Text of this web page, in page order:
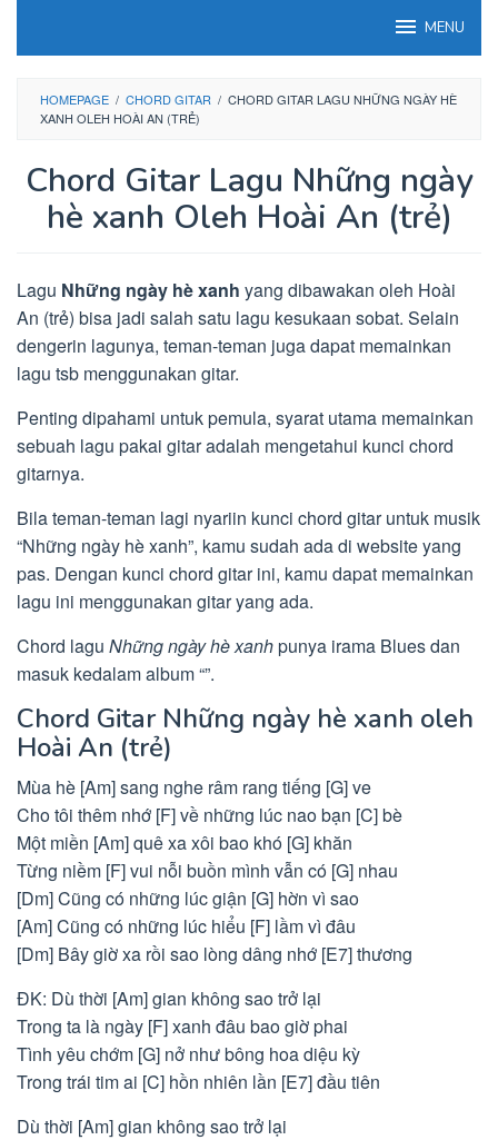
MENU
HOMEPAGE / CHORD GITAR / CHORD GITAR LAGU NHỮNG NGÀY HÈ
XANH OLEH HOÀI AN (TRẺ)
Chord Gitar Lagu Những ngày
hè xanh Oleh Hoài An (trẻ)
Lagu Những ngày hè xanh yang dibawakan oleh Hoài
An (trẻ) bisa jadi salah satu lagu kesukaan sobat. Selain
dengerin lagunya, teman-teman juga dapat memainkan
lagu tsb menggunakan gitar.
Penting dipahami untuk pemula, syarat utama memainkan
sebuah lagu pakai gitar adalah mengetahui kunci chord
gitarnya.
Bila teman-teman lagi nyariin kunci chord gitar untuk musik
“Những ngày hè xanh”, kamu sudah ada di website yang
pas. Dengan kunci chord gitar ini, kamu dapat memainkan
lagu ini menggunakan gitar yang ada.
Chord lagu Những ngày hè xanhpunya irama Blues dan
masuk kedalam album “”.
Chord Gitar Những ngày hè xanh oleh
Hoài An (trẻ)
Mùa hè [Am] sang nghe râm rang tiếng [G] ve
Cho tôi thêm nhớ [F] về những lúc nao bạn [C] bè
Một miền [Am] quê xa xôi bao khó [G] khăn
Từng niềm [F] vui nỗi buồn mình vẫn có [G] nhau
[Dm] Cũng có những lúc giận [G] hờn vì sao
[Am] Cũng có những lúc hiểu [F] lầm vì đâu
[Dm] Bây giờ xa rồi sao lòng dâng nhớ [E7] thương
ĐK: Dù thời [Am] gian không sao trở lại
Trong ta là ngày [F] xanh đâu bao giờ phai
Tình yêu chớm [G] nở như bông hoa diệu kỳ
Trong trái tim ai [C] hồn nhiên lần [E7] đầu tiên
Dù thời [Am] gian không sao trở lại